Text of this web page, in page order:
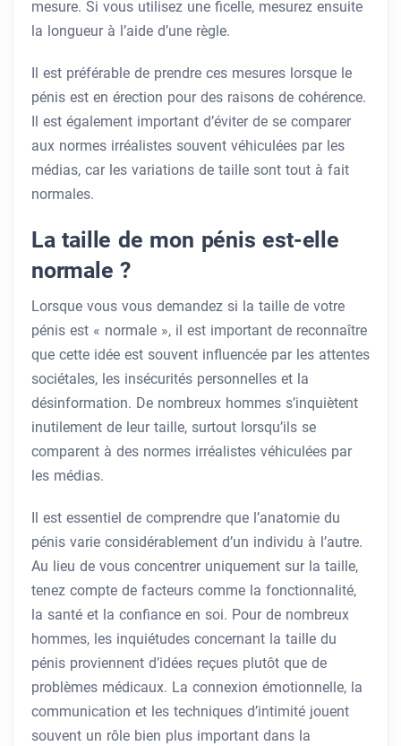
mesure. Si vous utilisez une ficelle, mesurez ensuite
la longueur à l’aide d’une règle.
Il est préférable de prendre ces mesures lorsque le
pénis est en érection pour des raisons de cohérence.
Il est également important d’éviter de se comparer
aux normes irréalistes souvent véhiculées par les
médias, car les variations de taille sont tout à fait
normales.
La taille de mon pénis est-elle
normale ?
Lorsque vous vous demandez si la taille de votre
pénis est « normale », il est important de reconnaître
que cette idée est souvent influencée par les attentes
sociétales, les insécurités personnelles et la
désinformation. De nombreux hommes s’inquiètent
inutilement de leur taille, surtout lorsqu’ils se
comparent à des normes irréalistes véhiculées par
les médias.
Il est essentiel de comprendre que l’anatomie du
pénis varie considérablement d’un individu à l’autre.
Au lieu de vous concentrer uniquement sur la taille,
tenez compte de facteurs comme la fonctionnalité,
la santé et la confiance en soi. Pour de nombreux
hommes, les inquiétudes concernant la taille du
pénis proviennent d’idées reçues plutôt que de
problèmes médicaux. La connexion émotionnelle, la
communication et les techniques d’intimité jouent
souvent un rôle bien plus important dans la